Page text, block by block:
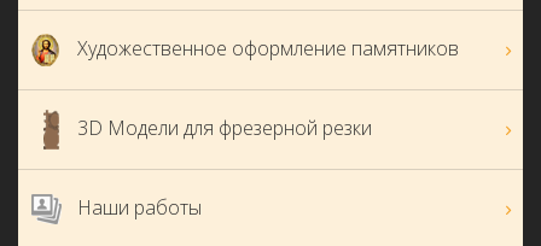
Художественное оформление памятников
3D Модели для фрезерной резки
Наши работы